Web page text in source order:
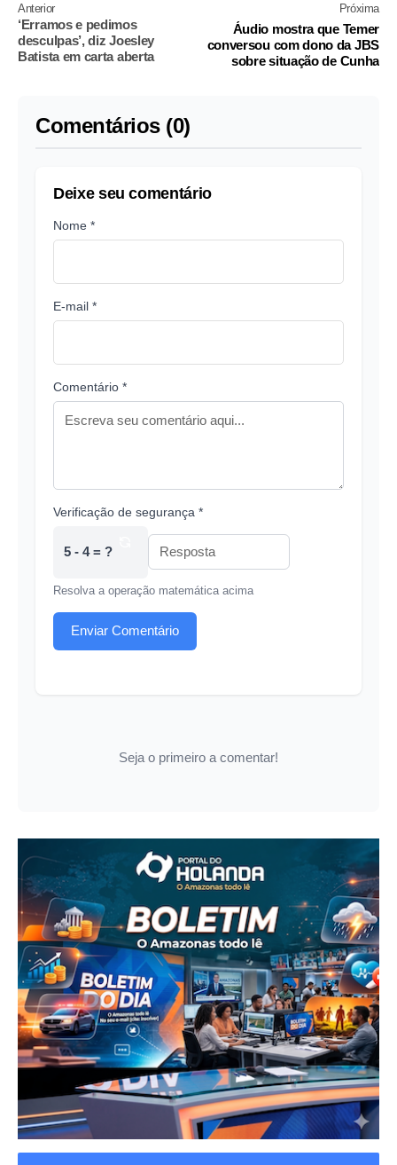
Anterior
‘Erramos e pedimos
desculpas’, diz Joesley
Batista em carta aberta
Próxima
Áudio mostra que Temer
conversou com dono da JBS
sobre situação de Cunha
Comentários (0)
Deixe seu comentário
Nome *
E-mail *
Comentário *
Verificação de segurança *
5 - 4 = ?
Resolva a operação matemática acima
Enviar Comentário
Seja o primeiro a comentar!